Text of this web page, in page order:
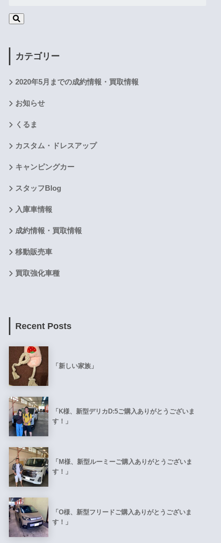
カテゴリー
2020年5月までの成約情報・買取情報
お知らせ
くるま
カスタム・ドレスアップ
キャンピングカー
スタッフBlog
入庫車情報
成約情報・買取情報
移動販売車
買取強化車種
Recent Posts
「新しい家族」
「K様、新型デリカD:5ご購入ありがとうございま
す！」
「M様、新型ルーミーご購入ありがとうございま
す！」
「O様、新型フリードご購入ありがとうございま
す！」